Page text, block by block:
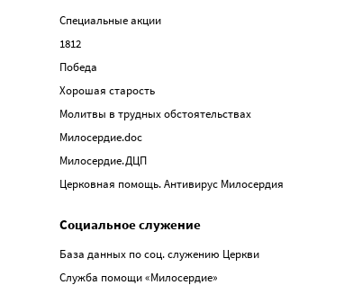
Специальные акции
1812
Победа
Хорошая старость
Молитвы в трудных обстоятельствах
Милосердие.doc
Милосердие.ДЦП
Церковная помощь. Антивирус Милосердия
Социальное служение
База данных по соц. служению Церкви
Служба помощи «Милосердие»